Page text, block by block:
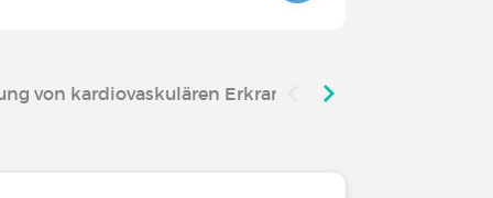
von kardiovaskulären Erkrankungen